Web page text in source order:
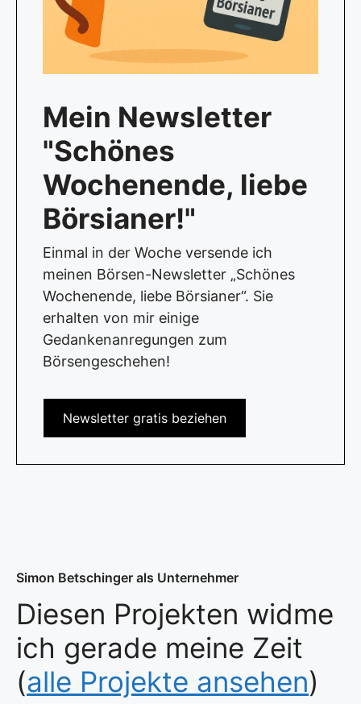
Mein Newsletter
"Schönes
Wochenende, liebe
Börsianer!"
Einmal in der Woche versende ich
meinen Börsen-Newsletter „Schönes
Wochenende, liebe Börsianer“. Sie
erhalten von mir einige
Gedankenanregungen zum
Börsengeschehen!
Newsletter gratis beziehen
Simon Betschinger als Unternehmer
Diesen Projekten widme
ich gerade meine Zeit
(alle Projekte ansehen)